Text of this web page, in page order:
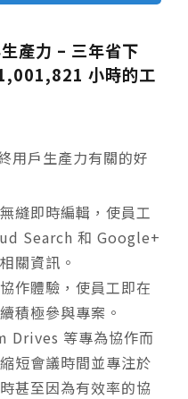
產力 – 三年省下
小時的工
用戶生產力有關的好
縫即時編輯，使員工
Search 和 Google+
關資訊。
作體驗，使員工即在
積極參與專案。
Drives 等專為協作而
短會議時間並專注於
甚至因為有效率的協